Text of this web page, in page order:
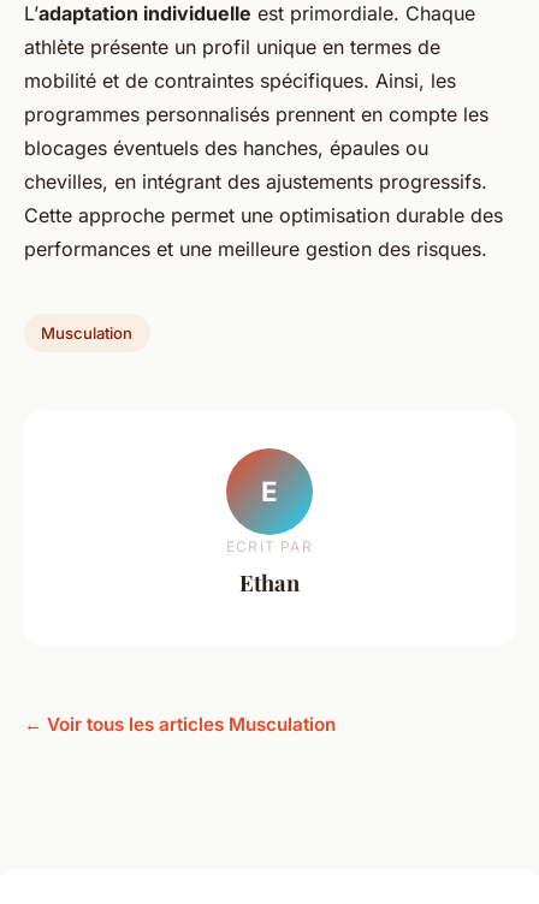
L’adaptation individuelle est primordiale. Chaque
athlète présente un profil unique en termes de
mobilité et de contraintes spécifiques. Ainsi, les
programmes personnalisés prennent en compte les
blocages éventuels des hanches, épaules ou
chevilles, en intégrant des ajustements progressifs.
Cette approche permet une optimisation durable des
performances et une meilleure gestion des risques.
Musculation
E
ECRIT PAR
Ethan
← Voir tous les articles Musculation